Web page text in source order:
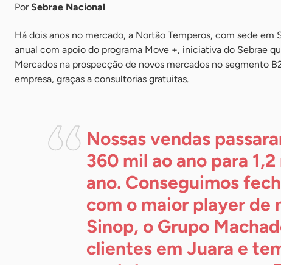
PorSebrae Nacional
Há dois anos no mercado, a Nortão Temperos, com sede
anual com apoio do programa Move +, iniciativa do Sebrae
Mercados na prospecção de novos mercados no segmento
empresa, graças a consultorias gratuitas.
Nossas vendas
360 mil ao ano para
ano. Conseguimos
com o maior player de
Sinop, o Grupo
clientes em Juara e